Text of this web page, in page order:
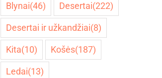
Blynai(46) Desertai(222)
Desertai ir užkandžiai(8)
Kita(10) Košės(187)
Ledai(13)